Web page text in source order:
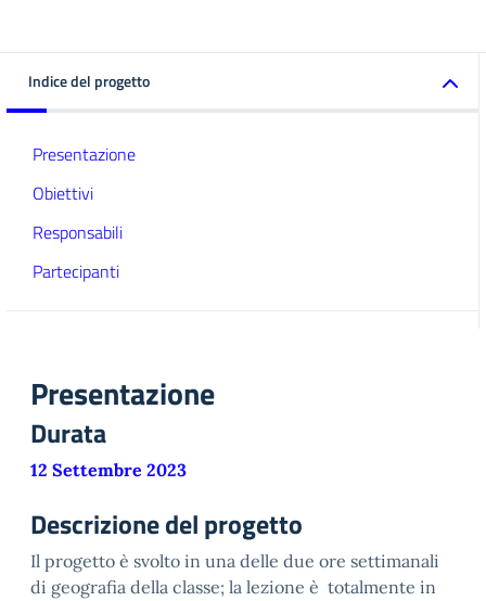
Indice del progetto
Presentazione
Obiettivi
Responsabili
Partecipanti
Presentazione
Durata
12 Settembre 2023
Descrizione del progetto
Il progetto è svolto in una delle due ore settimanali
di geografia della classe; la lezione è totalmente in